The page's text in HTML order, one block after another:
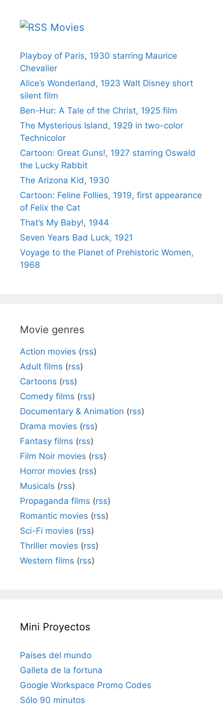
Movies
Playboy of Paris, 1930 starring Maurice
Chevalier
Alice’s Wonderland, 1923 Walt Disney short
silent film
Ben-Hur: A Tale of the Christ, 1925 film
The Mysterious Island, 1929 in two-color
Technicolor
Cartoon: Great Guns!, 1927 starring Oswald
the Lucky Rabbit
The Arizona Kid, 1930
Cartoon: Feline Follies, 1919, first appearance
of Felix the Cat
That’s My Baby!, 1944
Seven Years Bad Luck, 1921
Voyage to the Planet of Prehistoric Women,
1968
Movie genres
Action movies (rss)
Adult films (rss)
Cartoons (rss)
Comedy films (rss)
Documentary & Animation (rss)
Drama movies (rss)
Fantasy films (rss)
Film Noir movies (rss)
Horror movies (rss)
Musicals (rss)
Propaganda films (rss)
Romantic movies (rss)
Sci-Fi movies (rss)
Thriller movies (rss)
Western films (rss)
Mini Proyectos
Países del mundo
Galleta de la fortuna
Google Workspace Promo Codes
Sólo 90 minutos